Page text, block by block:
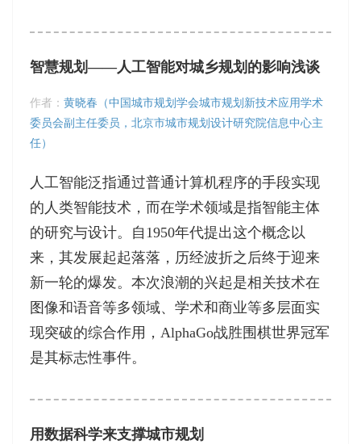
智慧规划——人工智能对城乡规划的影响浅谈
作者： 黄晓春（中国城市规划学会城市规划新技术应用学术
委员会副主任委员，北京市城市规划设计研究院信息中心主
任）
人工智能泛指通过普通计算机程序的手段实现
的人类智能技术，而在学术领域是指智能主体
的研究与设计。自1950年代提出这个概念以
来，其发展起起落落，历经波折之后终于迎来
新一轮的爆发。本次浪潮的兴起是相关技术在
图像和语音等多领域、学术和商业等多层面实
现突破的综合作用，AlphaGo战胜围棋世界冠军
是其标志性事件。
用数据科学来支撑城市规划